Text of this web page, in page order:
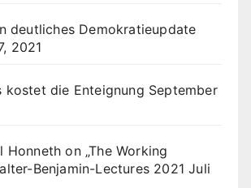
deutliches Demokratieupdate
2021
kostet die Enteignung September
Honneth on „The Working
Benjamin-Lectures 2021 Juli